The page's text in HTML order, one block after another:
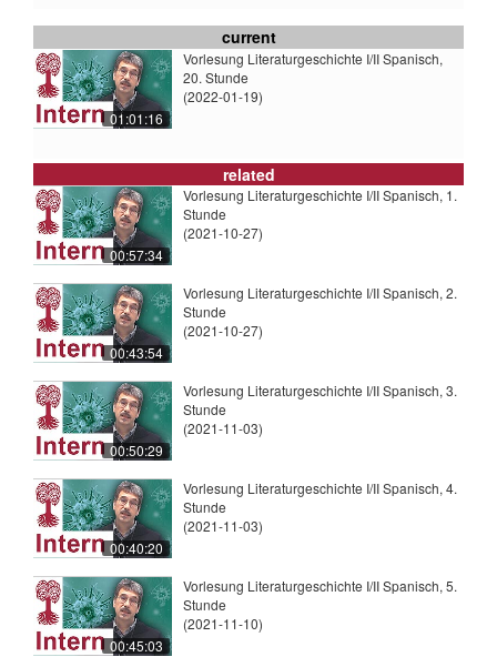
current
01:01:16
Vorlesung Literaturgeschichte I/II Spanisch,
20. Stunde
(2022-01-19)
related
00:57:34
Vorlesung Literaturgeschichte I/II Spanisch, 1.
Stunde
(2021-10-27)
00:43:54
Vorlesung Literaturgeschichte I/II Spanisch, 2.
Stunde
(2021-10-27)
00:50:29
Vorlesung Literaturgeschichte I/II Spanisch, 3.
Stunde
(2021-11-03)
00:40:20
Vorlesung Literaturgeschichte I/II Spanisch, 4.
Stunde
(2021-11-03)
00:45:03
Vorlesung Literaturgeschichte I/II Spanisch, 5.
Stunde
(2021-11-10)